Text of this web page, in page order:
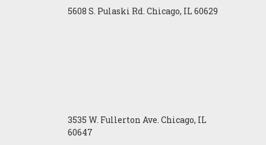
5608 S. Pulaski Rd. Chicago, IL 60629
3535 W. Fullerton Ave. Chicago, IL
60647